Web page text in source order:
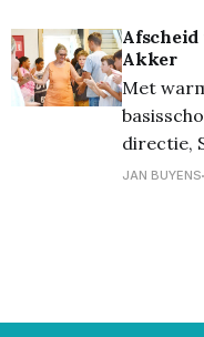
Afscheid
Akker
Met
directie,
Drie jaar
JAN BUYENS